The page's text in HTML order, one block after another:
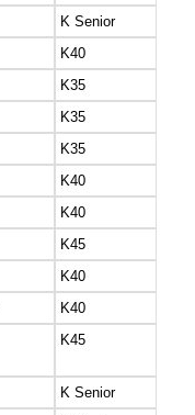
K Senior
K40
K35
K35
K35
K40
K40
K45
K40
K40
K45
K Senior